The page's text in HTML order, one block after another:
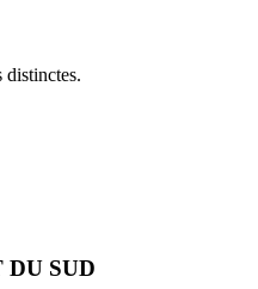
distinctes.
SUD